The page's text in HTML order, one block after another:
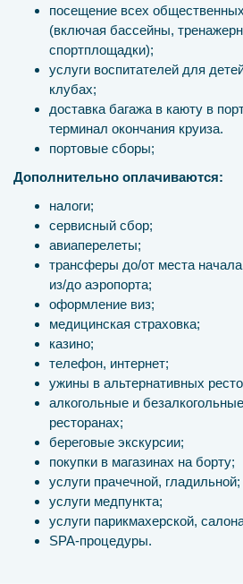
посещение всех
(включая бассейны,
спортплощадки);
услуги воспитателей для
клубах;
доставка багажа в каюту в
терминал окончания круиза.
портовые сборы;
Дополнительно оплачиваются:
налоги;
сервисный сбор;
авиаперелеты;
трансферы до/от места
из/до аэропорта;
оформление виз;
медицинская страховка;
казино;
телефон, интернет;
ужины в альтернативных
алкогольные и
ресторанах;
береговые экскурсии;
покупки в магазинах на борту;
услуги прачечной, гладильной;
услуги медпункта;
услуги парикмахерской,
SPA-процедуры.